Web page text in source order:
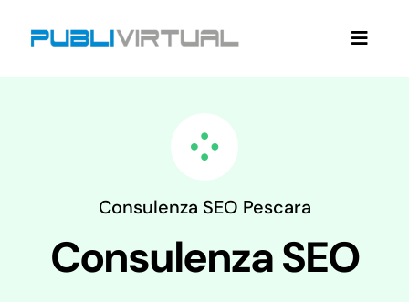
Toggle
Web Agency
Servizi Web Agency
Contatti
Consulenza SEO Pescara
Consulenza SEO